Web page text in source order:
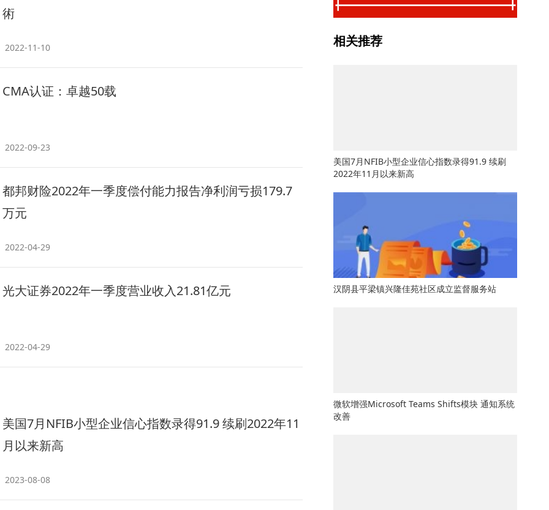
術
2022-11-10
CMA认证：卓越50载
2022-09-23
都邦财险2022年一季度偿付能力报告净利润亏损179.7
万元
2022-04-29
光大证券2022年一季度营业收入21.81亿元
2022-04-29
美国7月NFIB小型企业信心指数录得91.9 续刷2022年11
月以来新高
2023-08-08
相关推荐
美国7月NFIB小型企业信心指数录得91.9 续刷
2022年11月以来新高
汉阴县平梁镇兴隆佳苑社区成立监督服务站
微软增强Microsoft Teams Shifts模块 通知系统
改善